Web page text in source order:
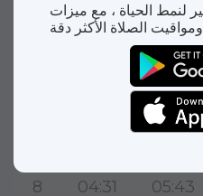
04:32 05:44
05:44
05:43
8 04:31 05:43
لنمط الحياة ، مع ميزات
الصلاة الأكثر دقة